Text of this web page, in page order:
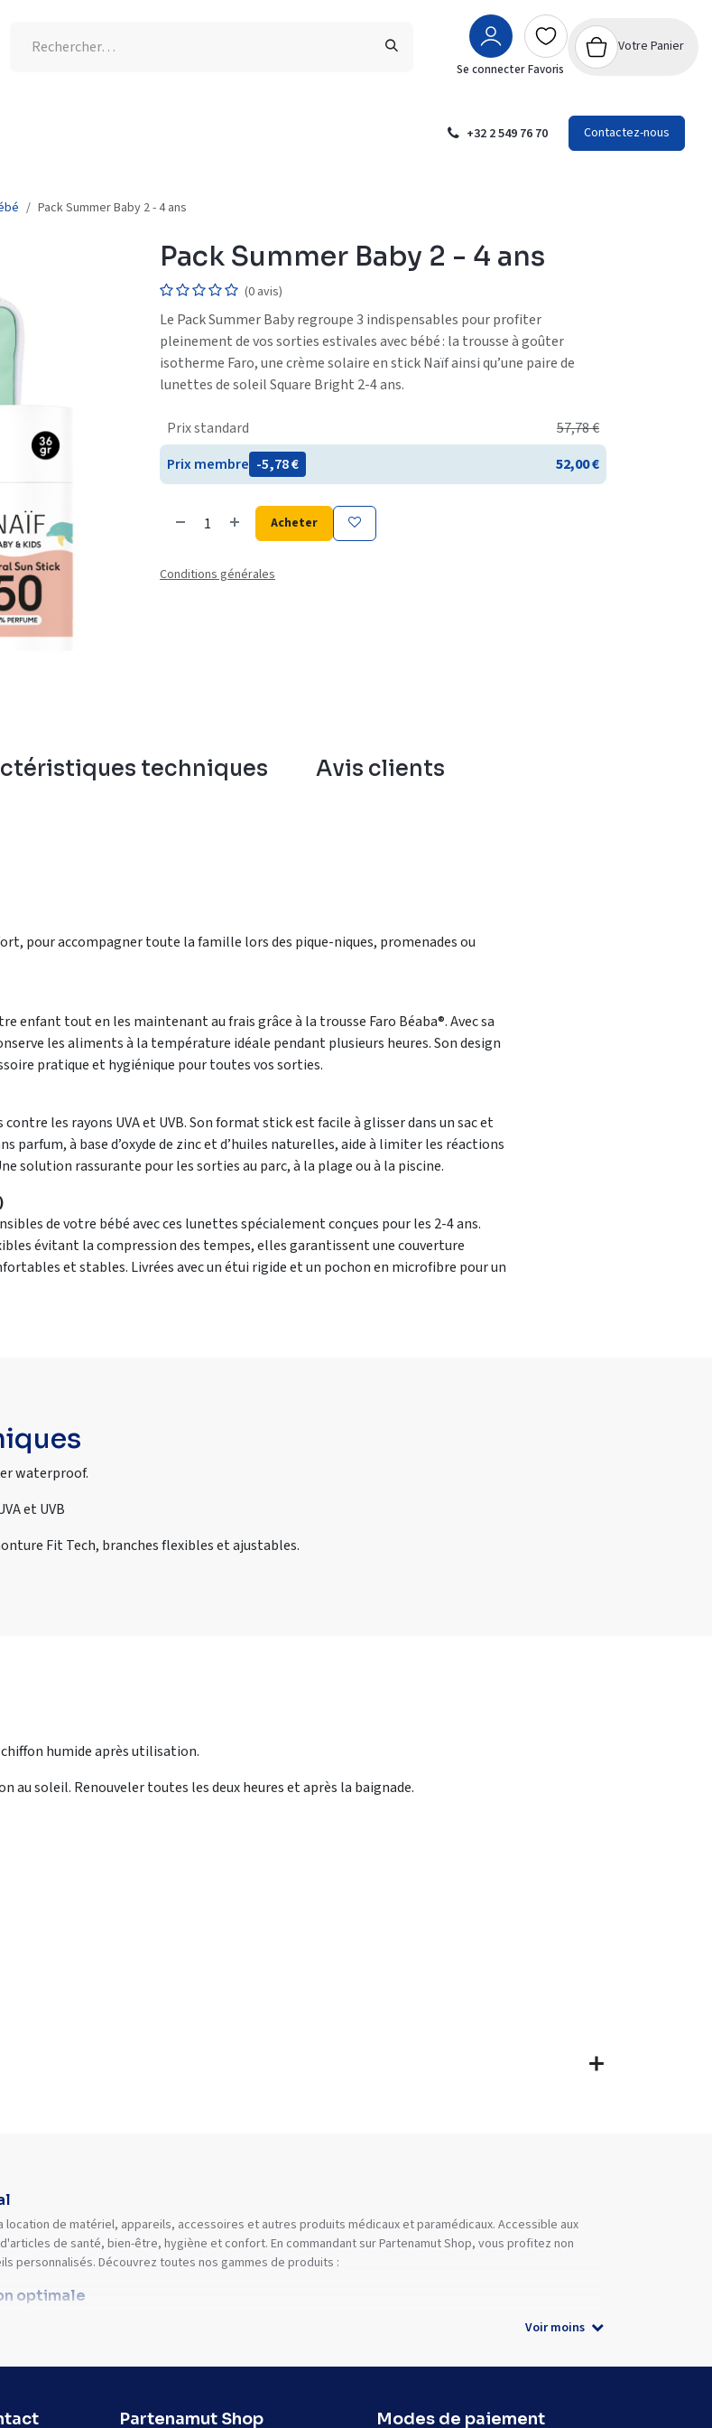
Se connecter Favoris
Votre Panier
+32 2 549 76 70 Contactez-nous
Pack Summer Baby 2 - 4 ans
Pack Summer Baby 2 - 4 ans
(0 avis)
Le Pack Summer Baby regroupe 3 indispensables pour profiter
pleinement de vos sorties estivales avec bébé : la trousse à goûter
isotherme Faro, une crème solaire en stick Naïf ainsi qu’une paire de
lunettes de soleil Square Bright 2-4 ans.
Prix standard 57,78€
Prix membre - 5,78€ 52,00€
Acheter
Conditions générales
techniques Avis clients
pour accompagner toute la famille lors des pique-niques, promenades ou
enfant tout en les maintenant au frais grâce à la trousse Faro Béaba®. Avec sa
les aliments à la température idéale pendant plusieurs heures. Son design
pratique et hygiénique pour toutes vos sorties.
les rayons UVA et UVB. Son format stick est facile à glisser dans un sac et
parfum, à base d’oxyde de zinc et d’huiles naturelles, aide à limiter les réactions
solution rassurante pour les sorties au parc, à la plage ou à la piscine.
de votre bébé avec ces lunettes spécialement conçues pour les 2-4 ans.
évitant la compression des tempes, elles garantissent une couverture
et stables. Livrées avec un étui rigide et un pochon en microfibre pour un
waterproof.
et UVB
Fit Tech, branches flexibles et ajustables.
humide après utilisation.
soleil. Renouveler toutes les deux heures et après la baignade.
de matériel, appareils, accessoires et autres produits médicaux et paramédicaux. Accessible aux
de santé, bien-être, hygiène et confort. En commandant sur Partenamut Shop, vous profitez non
personnalisés. Découvrez toutes nos gammes de produits :
optimale
Voir moins
Partenamut Shop Modes de paiement